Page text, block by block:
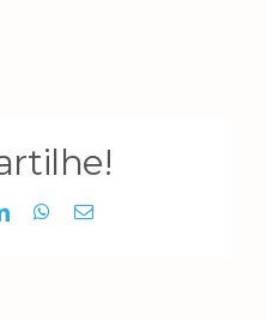
LinkedInWhatsApp
E-